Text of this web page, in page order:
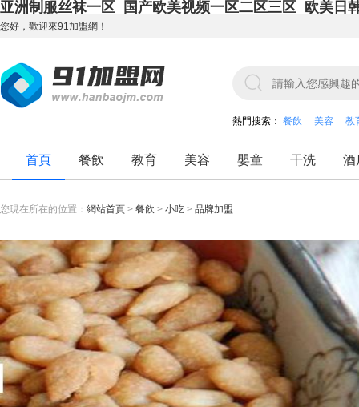
亚洲制服丝袜一区_国产欧美视频一区二区三区_欧美日
您好，歡迎來91加盟網！
熱門搜索： 餐飲 美容 教
首頁 餐飲 教育 美容 嬰童 干洗 酒
您現在所在的位置： 網站首頁 > 餐飲 > 小吃 > 品牌加盟